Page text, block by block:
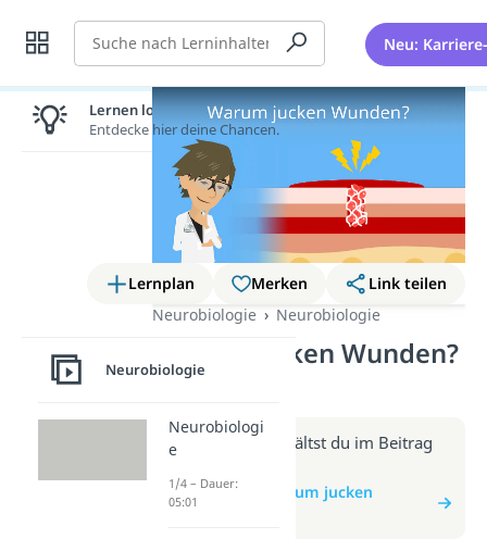
Suche Neu:
Lernplan Merken
Link teilen
Neurobiologie
Neurobiologie
Warum jucken Wunden?
(Video)
Weitere Infos erhältst du im Beitrag
zum Beitrag: Warum jucken
Lernen lohnt sich!
Entdecke hier deine Chancen.
Neurobiologie
Neurobiologi
e
1/4 – Dauer:
05:01